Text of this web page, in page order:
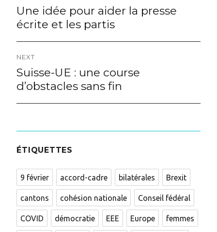
de
l’article
Previous
post:
Une idée pour aider la presse
écrite et les partis
NEXT
Next
post:
Suisse-UE : une course
d’obstacles sans fin
ÉTIQUETTES
9 février accord-cadre bilatérales Brexit
cantons cohésion nationale Conseil fédéral
COVID démocratie EEE Europe femmes